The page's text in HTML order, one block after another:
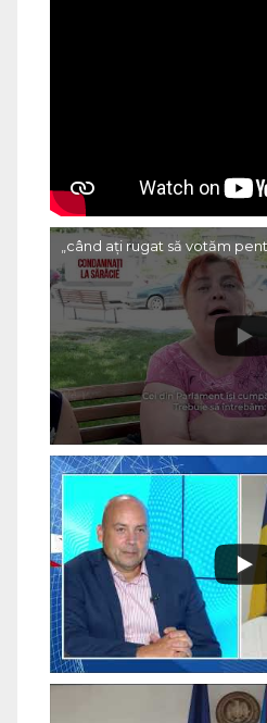
„când ați rugat să votăm